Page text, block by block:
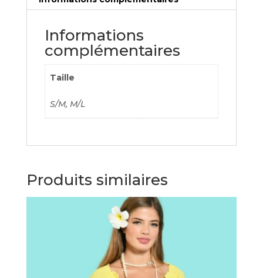
Informations
complémentaires
Taille
S/M, M/L
Produits similaires